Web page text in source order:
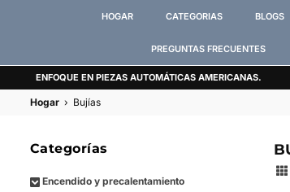
HOGAR CATEGORIAS BLOGS
PREGUNTAS FRECUENTES
ENFOQUE EN PIEZAS AUTOMÁTICAS AMERICANAS.
Hogar › Bujías
Categorías
Encendido y precalentamiento